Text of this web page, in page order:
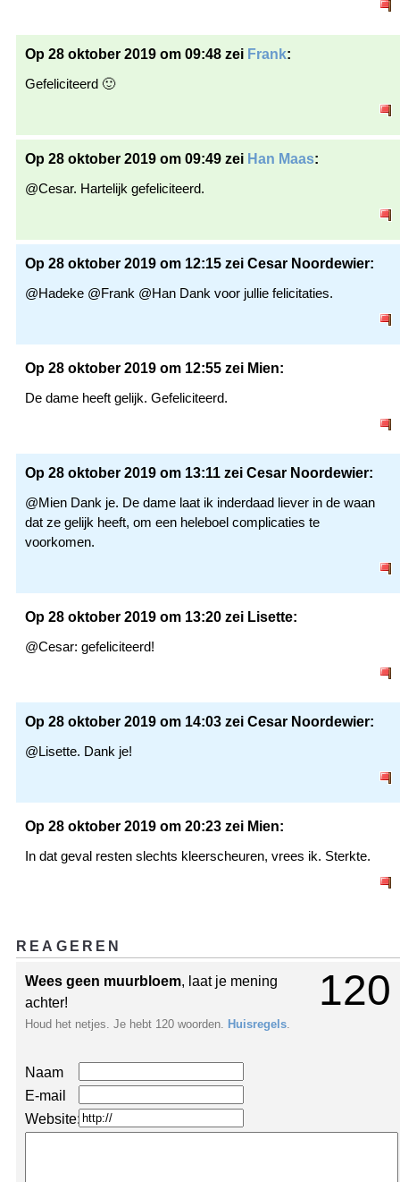
Op 28 oktober 2019 om 09:48 zei Frank:
Gefeliciteerd 🙂
Op 28 oktober 2019 om 09:49 zei Han Maas:
@Cesar. Hartelijk gefeliciteerd.
Op 28 oktober 2019 om 12:15 zei Cesar Noordewier:
@Hadeke @Frank @Han Dank voor jullie felicitaties.
Op 28 oktober 2019 om 12:55 zei Mien:
De dame heeft gelijk. Gefeliciteerd.
Op 28 oktober 2019 om 13:11 zei Cesar Noordewier:
@Mien Dank je. De dame laat ik inderdaad liever in de waan
dat ze gelijk heeft, om een heleboel complicaties te
voorkomen.
Op 28 oktober 2019 om 13:20 zei Lisette:
@Cesar: gefeliciteerd!
Op 28 oktober 2019 om 14:03 zei Cesar Noordewier:
@Lisette. Dank je!
Op 28 oktober 2019 om 20:23 zei Mien:
In dat geval resten slechts kleerscheuren, vrees ik. Sterkte.
REAGEREN
120
Wees geen muurbloem, laat je mening
achter!
Houd het netjes. Je hebt 120 woorden. Huisregels
Naam
E-mail
Website: